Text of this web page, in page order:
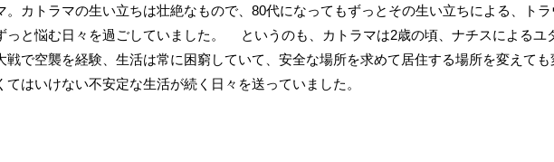
。カトラマの生い立ちは壮絶なもので、80代になってもずっとその生い立ちによる、ト
っと悩む日々を過ごしていました。 というのも、カトラマは2歳の頃、ナチスによるユ
戦で空襲を経験、生活は常に困窮していて、安全な場所を求めて居住する場所を変えても
はいけない不安定な生活が続く日々を送っていました。